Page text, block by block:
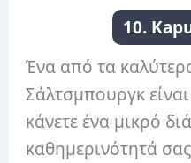
10.
Ένα από τα
Σάλτσμπουργκ
κάνετε ένα μικρό
καθημερινότητά